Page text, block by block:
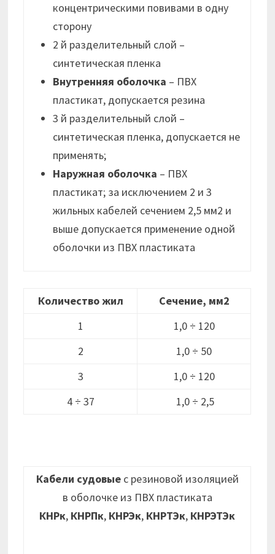
концентрическими повивами в одну
сторону
2 й разделительный слой –
синтетическая пленка
Внутренняя оболочка – ПВХ
пластикат, допускается резина
3 й разделительный слой –
синтетическая пленка, допускается не
применять;
Наружная оболочка – ПВХ
пластикат; за исключением 2 и 3
жильных кабелей сечением 2,5 мм2 и
выше допускается применение одной
оболочки из ПВХ пластиката
Количество жил
Сечение, мм2
1
1,0 ÷ 120
2
1,0 ÷ 50
3
1,0 ÷ 120
4 ÷ 37
1,0 ÷ 2,5
Кабели судовыес резиновой изоляцией
в оболочке из ПВХ пластиката
КНРк, КНРПк, КНРЭк, КНРТЭк, КНРЭТЭк